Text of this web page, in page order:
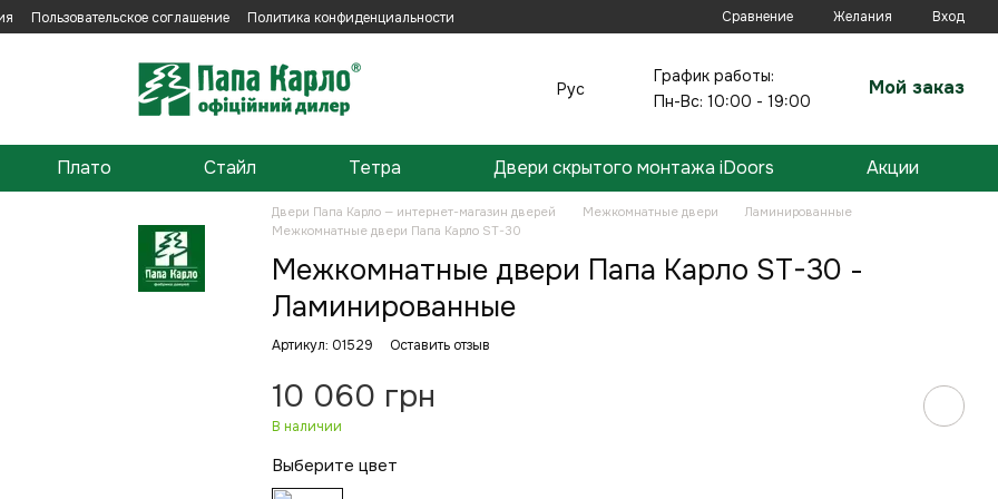
Пользовательское соглашение Политика конфиденциальности Сравнение Желания Вход
Рус
График работы:
Пн-Вс: 10:00 - 19:00
Мой заказ
Плато Стайл Тетра Двери скрытого монтажа iDoors Акции
Двери Папа Карло — интернет-магазин дверей Межкомнатные двери
Ламинированные
Межкомнатные двери Папа Карло ST-30
Межкомнатные двери Папа Карло ST-30 -
Ламинированные
Артикул: 01529 Оставить отзыв
10 060 грн
В наличии
Выберите цвет